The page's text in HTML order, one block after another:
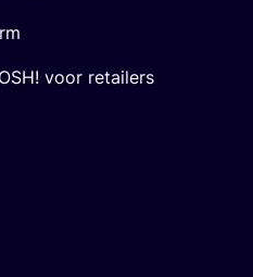
voor retailers